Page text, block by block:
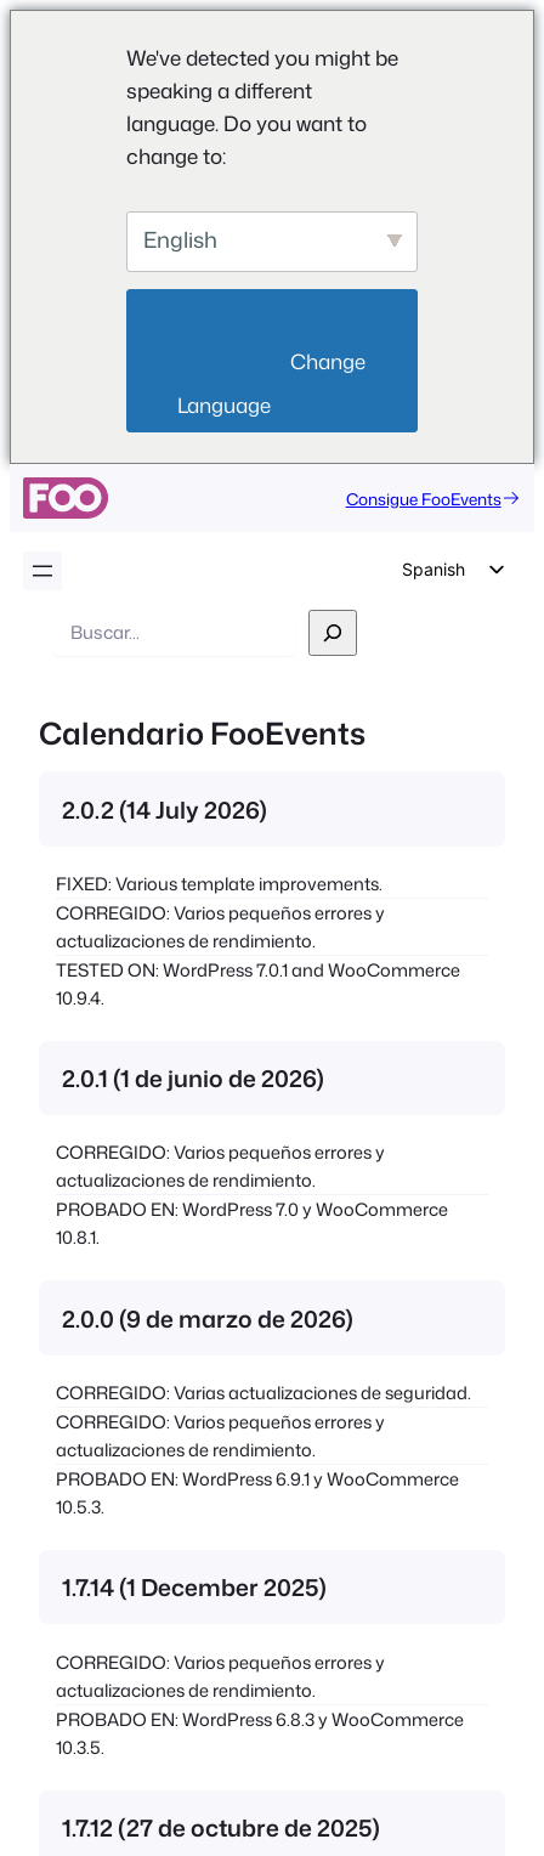
We've detected you might be
speaking a different
language. Do you want to
change to:
English
Language
Consigue FooEvents
Spanish
Buscar
Calendario FooEvents
2.0.2 (14 July 2026)
FIXED: Various template improvements.
CORREGIDO: Varios pequeños errores y
actualizaciones de rendimiento.
TESTED ON: WordPress 7.0.1 and WooCommerce
10.9.4.
2.0.1 (1 de junio de 2026)
CORREGIDO: Varios pequeños errores y
actualizaciones de rendimiento.
PROBADO EN: WordPress 7.0 y WooCommerce
10.8.1.
2.0.0 (9 de marzo de 2026)
CORREGIDO: Varias actualizaciones de seguridad.
CORREGIDO: Varios pequeños errores y
actualizaciones de rendimiento.
PROBADO EN: WordPress 6.9.1 y WooCommerce
10.5.3.
1.7.14 (1 December 2025)
CORREGIDO: Varios pequeños errores y
actualizaciones de rendimiento.
PROBADO EN: WordPress 6.8.3 y WooCommerce
10.3.5.
1.7.12 (27 de octubre de 2025)